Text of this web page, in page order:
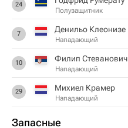
24
Полузащитник
7 Денильо Клеонизе
Нападающий
10 Филип Стеванович
Нападающий
29 Михиел Крамер
Нападающий
Запасные